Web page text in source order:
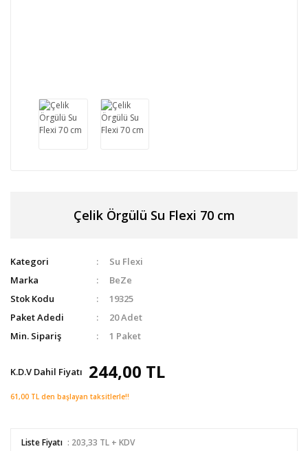
Çelik Örgülü Su Flexi 70 cm
Kategori
Su Flexi
Marka
BeZe
Stok Kodu
19325
Paket Adedi
20 Adet
Min. Sipariş
1 Paket
K.D.V Dahil Fiyatı 244,00 TL
61,00 TL den başlayan taksitlerle!!
Liste Fiyatı : 203,33 TL + KDV